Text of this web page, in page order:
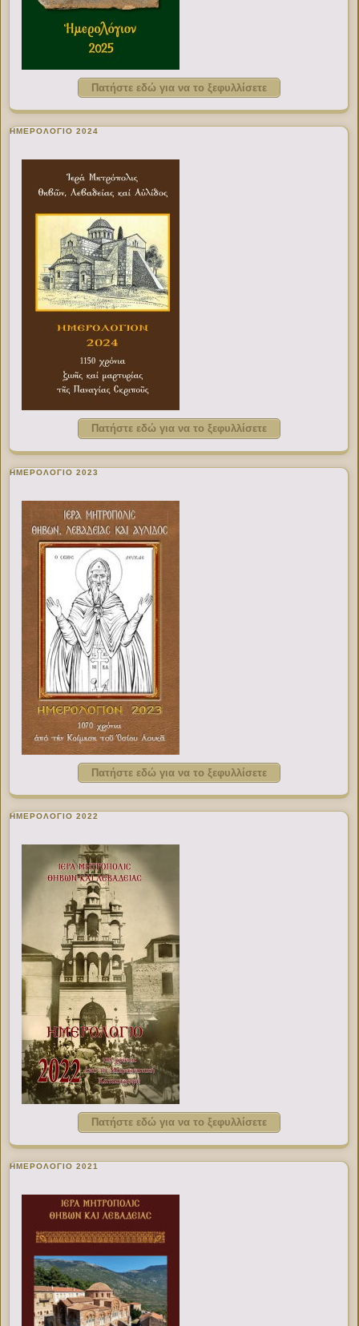
Πατήστε εδώ για να το ξεφυλλίσετε
ΗΜΕΡΟΛΟΓΙΟ 2024
Πατήστε εδώ για να το ξεφυλλίσετε
ΗΜΕΡΟΛΟΓΙΟ 2023
Πατήστε εδώ για να το ξεφυλλίσετε
ΗΜΕΡΟΛΟΓΙΟ 2022
Πατήστε εδώ για να το ξεφυλλίσετε
ΗΜΕΡΟΛΟΓΙΟ 2021